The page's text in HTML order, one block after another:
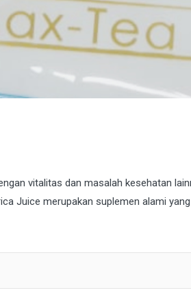
vitalitas dan masalah kesehatan
Juice merupakan suplemen alami yang